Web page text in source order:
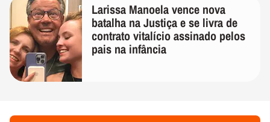
Larissa Manoela vence nova
batalha na Justiça e se livra de
contrato vitalício assinado pelos
pais na infância